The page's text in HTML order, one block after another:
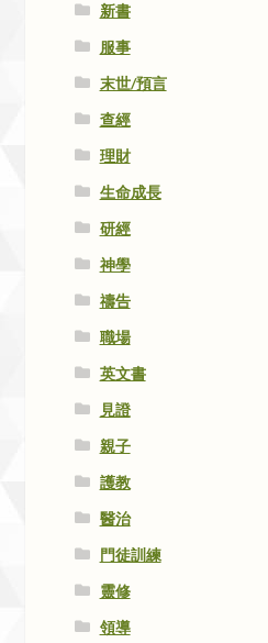
新書
服事
末世/預言
查經
理財
生命成長
研經
神學
禱告
職場
英文書
見證
親子
護教
醫治
門徒訓練
靈修
領導